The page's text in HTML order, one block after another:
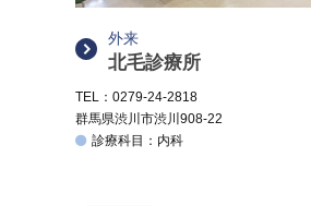
外来
北毛診療所
TEL：0279-24-2818
群馬県渋川市渋川908-22
診療科目：内科